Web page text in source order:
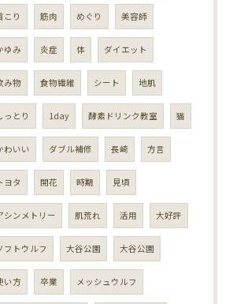
こり 筋肉 めぐり 美容師
ゆみ 炎症 体 ダイエット
み物 食物繊維 シート 地肌
っとり 1day 酵素ドリンク教室 猫
わいい ダブル補修 長崎 方言
ヨタ 開花 時期 見頃
シンメトリー 肌荒れ 活用 大好評
フトウルフ 大谷公園 大谷公園
い方 卒業 メッシュウルフ